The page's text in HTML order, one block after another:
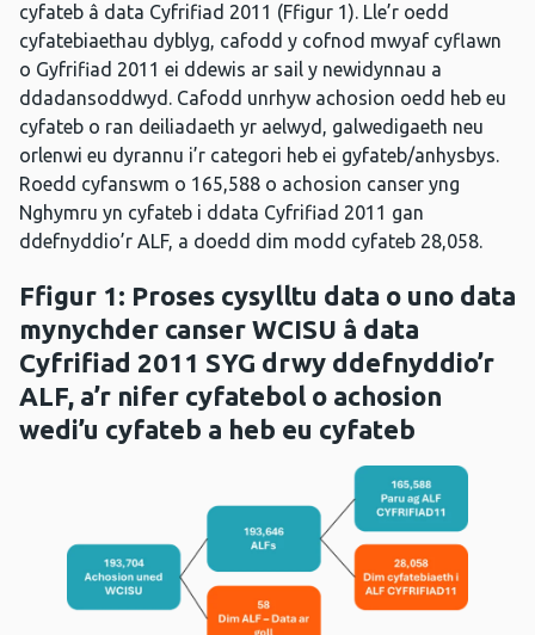
cyfateb â data Cyfrifiad 2011 (Ffigur 1). Lle’r oedd
cyfatebiaethau dyblyg, cafodd y cofnod mwyaf cyflawn
o Gyfrifiad 2011 ei ddewis ar sail y newidynnau a
ddadansoddwyd. Cafodd unrhyw achosion oedd heb eu
cyfateb o ran deiliadaeth yr aelwyd, galwedigaeth neu
orlenwi eu dyrannu i’r categori heb ei gyfateb/anhysbys.
Roedd cyfanswm o 165,588 o achosion canser yng
Nghymru yn cyfateb i ddata Cyfrifiad 2011 gan
ddefnyddio’r ALF, a doedd dim modd cyfateb 28,058.
Ffigur 1: Proses cysylltu data o uno data
mynychder canser WCISU â data
Cyfrifiad 2011 SYG drwy ddefnyddio’r
ALF, a’r nifer cyfatebol o achosion
wedi’u cyfateb a heb eu cyfateb